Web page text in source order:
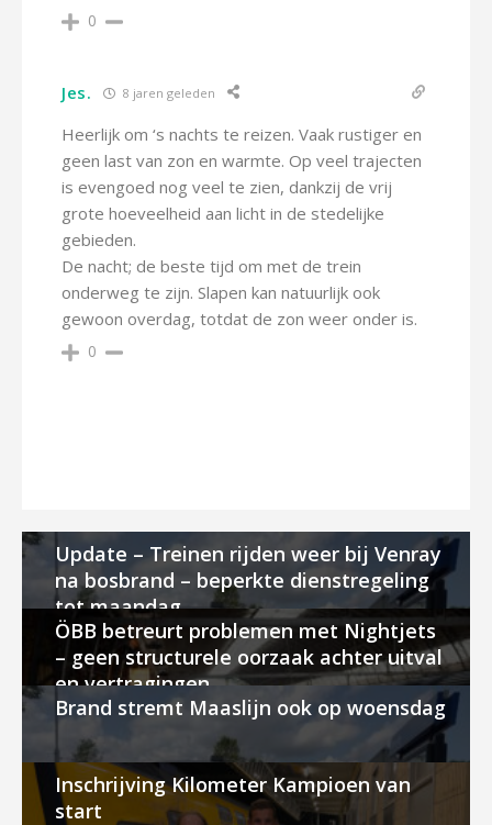
0
Jes. 8 jaren geleden
Heerlijk om ‘s nachts te reizen. Vaak rustiger en
geen last van zon en warmte. Op veel trajecten
is evengoed nog veel te zien, dankzij de vrij
grote hoeveelheid aan licht in de stedelijke
gebieden.
De nacht; de beste tijd om met de trein
onderweg te zijn. Slapen kan natuurlijk ook
gewoon overdag, totdat de zon weer onder is.
0
Update – Treinen rijden weer bij Venray
na bosbrand – beperkte dienstregeling
tot maandag
ÖBB betreurt problemen met Nightjets
– geen structurele oorzaak achter uitval
en vertragingen
Brand stremt Maaslijn ook op woensdag
Inschrijving Kilometer Kampioen van
start